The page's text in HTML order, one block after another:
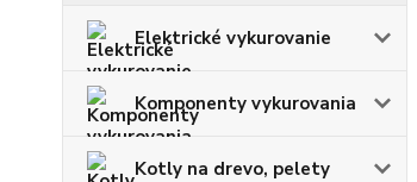
Elektrické vykurovanie
Komponenty vykurovania
Kotly na drevo, pelety